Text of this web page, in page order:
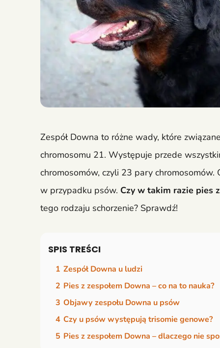
Zespół Downa to różne wady, które
chromosomu 21. Występuje przede
chromosomów, czyli 23 pary chromosomów.
w przypadku psów. Czy w takim razie pies
tego rodzaju schorzenie? Sprawdź!
SPIS TREŚCI
1 Zespół Downa u ludzi
2 Pies z zespołem Downa – co na to nauka?
3 Objawy zespołu Downa u psów
4 Czy u psów występują trisomie genowe?
5 Pies z zespołem Downa – dlaczego nie